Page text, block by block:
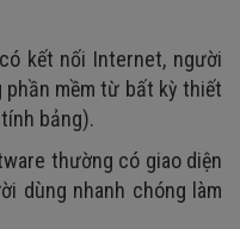
kết nối Internet, người
mềm từ bất kỳ thiết
bảng).
thường có giao diện
dùng nhanh chóng làm